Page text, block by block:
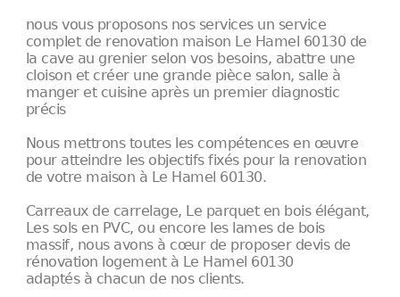
nous vous proposons nos services un service
complet de renovation maison Le Hamel 60130 de
la cave au grenier selon vos besoins, abattre une
cloison et créer une grande pièce salon, salle à
manger et cuisine après un premier diagnostic
précis
Nous mettrons toutes les compétences en œuvre
pour atteindre les objectifs fixés pour la renovation
de votre maison à Le Hamel 60130.
Carreaux de carrelage, Le parquet en bois élégant,
Les sols en PVC, ou encore les lames de bois
massif, nous avons à cœur de proposer devis de
rénovation logement à Le Hamel 60130
adaptés à chacun de nos clients.